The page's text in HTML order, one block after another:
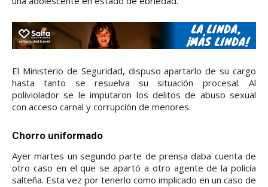
El Ministerio de Seguridad, dispuso apartarlo de su cargo
hasta tanto se resuelva su situación procesal. Al
poliviolador se le imputaron los delitos de abuso sexual
con acceso carnal y corrupción de menores.
Chorro uniformado
Ayer martes un segundo parte de prensa daba cuenta de
otro caso en el que se apartó a otro agente de la policía
salteña. Esta vez por tenerlo como implicado en un caso de